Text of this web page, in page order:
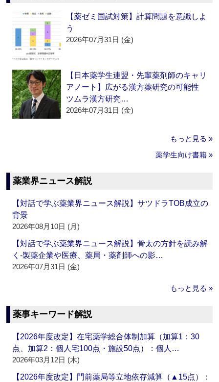
【薬ゼミ国試対策】計算問題を意識しよ
う
2026年07月31日 (金)
【日本薬学生連盟・先輩薬剤師のキャリ
アノート】広がる漢方薬研究の可能性
ツムラ漢方研究…
2026年07月31日 (金)
もっと見る »
薬学生向け書籍 »
薬業界ニュース解説
【対話で学ぶ薬業界ニュース解説】サツドラTOB成立の
背景
2026年08月10日 (月)
【対話で学ぶ薬業界ニュース解説】骨太の方針を読み解
く‐製薬企業や医療、薬局・薬剤師への影…
2026年07月31日 (金)
もっと見る »
薬事キーワード解説
【2026年度改定】在宅薬学総合体制加算（加算1：30
点、加算2：個人宅100点・施設50点）：個人…
2026年03月12日 (木)
【2026年度改定】門前薬局等立地依存減算（▲15点）：